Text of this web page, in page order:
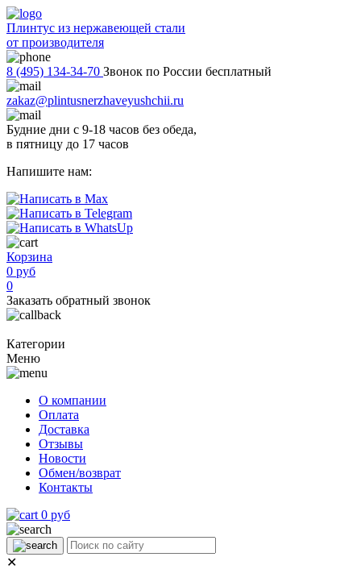
Плинтус из нержавеющей стали
от производителя
8 (495) 134-34-70 Звонок по России бесплатный
zakaz@plintusnerzhaveyushchii.ru
Будние дни с 9-18 часов без обеда,
в пятницу до 17 часов
Напишите нам:
Корзина
0 руб
0
Заказать обратный звонок
Категории
Меню
О компании
Оплата
Доставка
Отзывы
Новости
Обмен/возврат
Контакты
0 руб
✕